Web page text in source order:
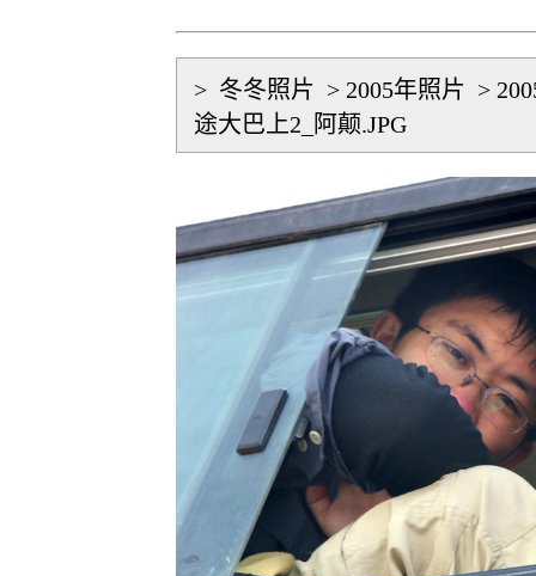
> 冬冬照片 > 2005年照片 >
途大巴上2_阿颠.JPG